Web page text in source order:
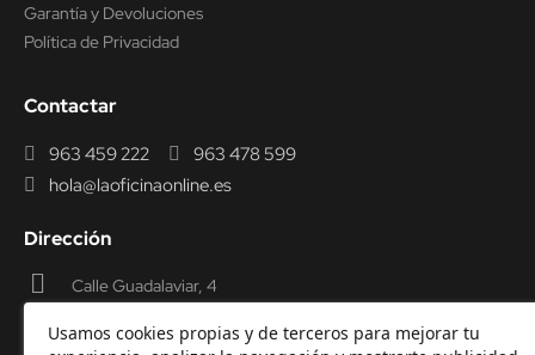
Usamos cookies propias y de terceros para mejorar tu
Garantía y Devoluciones
Política de Privacidad
Contactar
963 459 222
963 478 599
hola@laoficinaonline.es
Dirección
Calle Guadalaviar, 4